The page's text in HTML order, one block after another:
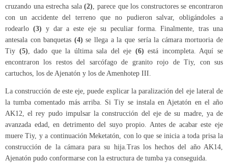
cruzando una estrecha sala(2) , parece que los constructores se encontraron
con un accidente del terreno que no pudieron salvar, obligándoles a
rodearlo (3) y dar a este eje su peculiar forma. Finalmente, tras una
antesala con banquetas (4) se llega a la que sería la cámara mortuoria de
Tiy (5) , dado que la última sala del eje (6) está incompleta. Aquí se
encontraron los restos del sarcófago de granito rojo de Tiy, con sus
cartuchos, los de Ajenatón y los de Amenhotep III.
La construcción de este eje, puede explicar la paralización del eje lateral de
la tumba comentado más arriba. Si Tiy se instala en Ajetatón en el año
AK12, el rey pudo impulsar la construcción del eje de su madre, ya de
avanzada edad, en detrimento del suyo propio. Antes de acabar este eje
muere Tiy, y a continuación Meketatón, con lo que se inicia a toda prisa la
construcción de la cámara para su hija.Tras los hechos del año AK14,
Ajenatón pudo conformarse con la estructura de tumba ya conseguida.